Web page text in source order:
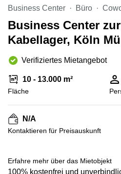
Düsseldorf
Büro
mieten
Köln
Büro
Essen
Büro
mieten
Hannover
Seminarraum
mieten
10
Berlin
Kienberger
Allee 4
Berlin
Schönefeld
8 Hannover
21 Regus
Düsseldorf
Arcus
Str.
Business Center Büro
Business Center
Kabellager, Köln
Verifiziertes Mietangebot
10 - 13.000 m²
Fläche
N/A
Kontaktieren für Preisauskunft
Erfahre mehr über das Mietobjekt
100% kostenfrei und